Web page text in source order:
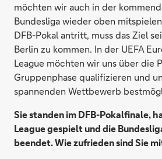
möchten wir auch in der
Bundesliga wieder oben
DFB-Pokal antritt, muss das Ziel
Berlin zu kommen. In der UEFA
League möchten wir uns über die
Gruppenphase qualifizieren und
spannenden Wettbewerb
Sie standen im DFB-Pokalfinale,
League gespielt und die
beendet. Wie zufrieden sind Sie